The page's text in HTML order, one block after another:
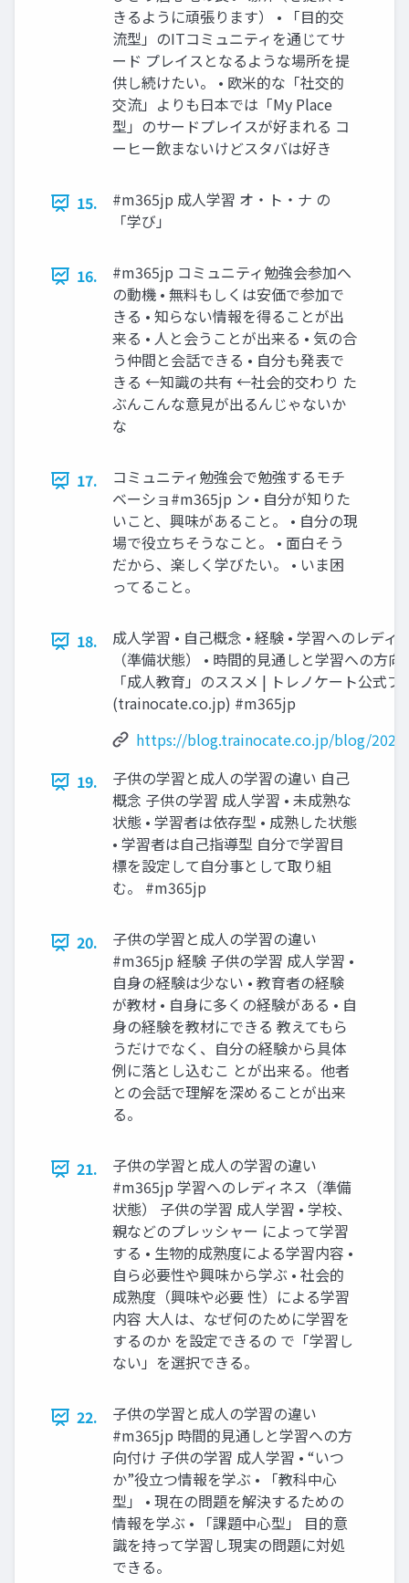
きるように頑張ります） • 「目的交
流型」のITコミュニティを通じてサ
ード プレイスとなるような場所を提
供し続けたい。 • 欧米的な「社交的
交流」よりも日本では「My Place
型」のサードプレイスが好まれる コ
ーヒー飲まないけどスタバは好き
15.
#m365jp 成人学習 オ・ト・ナ の
「学び」
16.
#m365jp コミュニティ勉強会参加へ
の動機 • 無料もしくは安価で参加で
きる • 知らない情報を得ることが出
来る • 人と会うことが出来る • 気の合
う仲間と会話できる • 自分も発表で
きる ←知識の共有 ←社会的交わり た
ぶんこんな意見が出るんじゃないか
な
17.
コミュニティ勉強会で勉強するモチ
ベーショ#m365jp ン • 自分が知りた
いこと、興味があること。 • 自分の現
場で役立ちそうなこと。 • 面白そう
だから、楽しく学びたい。 • いま困
ってること。
18.
成人学習 • 自己概念 • 経験 • 学習へのレディ
（準備状態） • 時間的見通しと学習への方向
「成人教育」のススメ | トレノケート公式ブ
(trainocate.co.jp) #m365jp
https://blog.trainocate.co.jp/blog/
19.
子供の学習と成人の学習の違い 自己
概念 子供の学習 成人学習 • 未成熟な
状態 • 学習者は依存型 • 成熟した状態
• 学習者は自己指導型 自分で学習目
標を設定して自分事として取り組
む。 #m365jp
20.
子供の学習と成人の学習の違い
#m365jp 経験 子供の学習 成人学習 •
自身の経験は少ない • 教育者の経験
が教材 • 自身に多くの経験がある • 自
身の経験を教材にできる 教えてもら
うだけでなく、自分の経験から具体
例に落とし込むこ とが出来る。他者
との会話で理解を深めることが出来
る。
21.
子供の学習と成人の学習の違い
#m365jp 学習へのレディネス（準備
状態） 子供の学習 成人学習 • 学校、
親などのプレッシャー によって学習
する • 生物的成熟度による学習内容 •
自ら必要性や興味から学ぶ • 社会的
成熟度（興味や必要 性）による学習
内容 大人は、なぜ何のために学習を
するのか を設定できるの で「学習し
ない」を選択できる。
22.
子供の学習と成人の学習の違い
#m365jp 時間的見通しと学習への方
向付け 子供の学習 成人学習 • “いつ
か”役立つ情報を学ぶ • 「教科中心
型」 • 現在の問題を解決するための
情報を学ぶ • 「課題中心型」 目的意
識を持って学習し現実の問題に対処
できる。